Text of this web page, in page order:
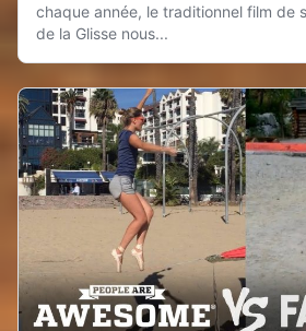
chaque année, le traditionnel film de
de la Glisse nous...